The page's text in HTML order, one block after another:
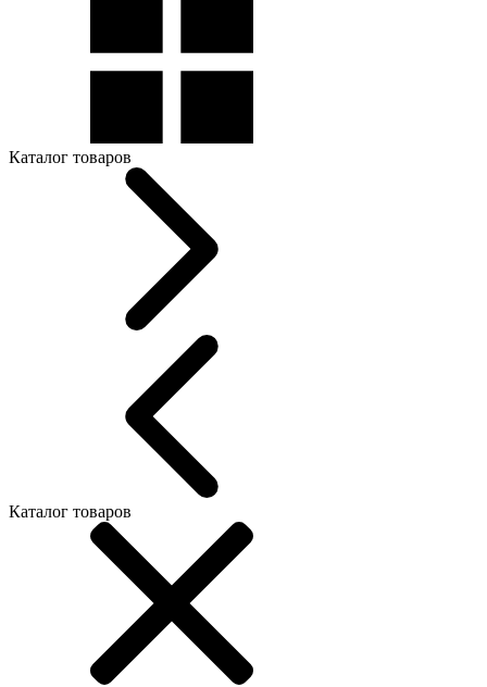
Каталог товаров
Каталог товаров